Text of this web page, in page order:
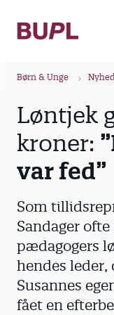
Børn & Unge
Løntjek
kroner:
var fed”
Som
Sandager
pædagogers
hendes leder,
Susannes
fået en